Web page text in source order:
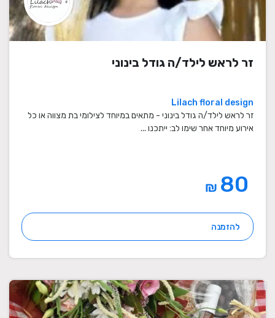
זר לראש לילד/ה גודל בינוני
Lilach floral design
זר לראש לילד/ה גודל בינוני - מתאים במיוחד לצילומי בת מצווה או כל
אירוע מיוחד אחר שימו לב: ייתכנו ...
₪
להזמנה